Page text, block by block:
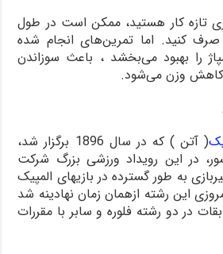
تازه کار هستید، ممکن است در طول
صرف کنید. اما تمرین‌های انجام شده
را بهبود می‌بخشد ، باعث سوزاندن
کاهش وزن می‌شود.
( آتن ) که در سال 1896 برگزار شد،
از 4 کشور، در این رویداد ورزشی بزرگ شرکت
به طور گسترده در بازیهای المپیک
این رشته ازهمان زمان نهادینه شد
در دو رشته فلوره و سابر با مقررات